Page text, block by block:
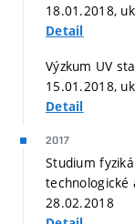
18.01.2018,
Detail
Výzkum UV
15.01.2018,
Detail
2017
Studium
technologické
28.02.2018